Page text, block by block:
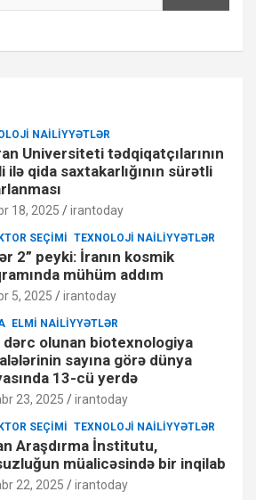
NAILIYYƏTLƏR
Universiteti tədqiqatçılarının
ilə qida saxtakarlığının sürətli
18, 2025 irantoday
SEÇIMI TEXNOLOJI NAILIYYƏTLƏR
2” peyki: İranın kosmik
mühüm addım
5, 2025 irantoday
ELMI NAILIYYƏTLƏR
dərc olunan biotexnologiya
sayına görə dünya
13-cü yerdə
23, 2025 irantoday
SEÇIMI TEXNOLOJI NAILIYYƏTLƏR
Araşdırma İnstitutu,
müalicəsində bir inqilab
22, 2025 irantoday